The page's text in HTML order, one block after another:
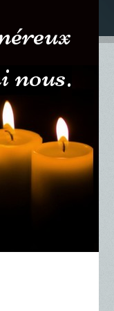
nous.